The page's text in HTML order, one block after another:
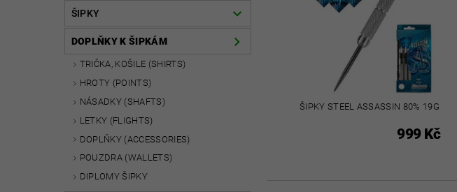
ŠIPKY
DOPLŇKY K ŠIPKÁM
TRIČKA, KOŠILE (SHIRTS)
HROTY (POINTS)
NÁSADKY (SHAFTS)
LETKY (FLIGHTS)
DOPLŇKY (ACCESSORIES)
POUZDRA (WALLETS)
DIPLOMY ŠIPKY
ŠIPKY STEEL ASSASSIN 80% 19G
999 Kč